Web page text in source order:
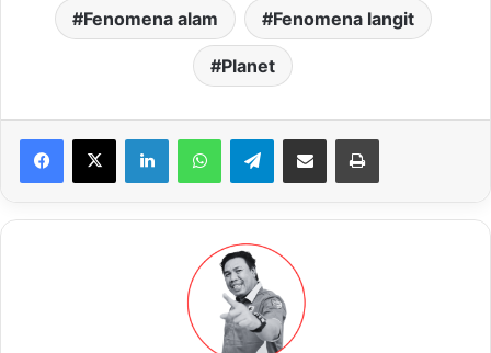
Fenomena alam Fenomena langit
Planet
Telegram